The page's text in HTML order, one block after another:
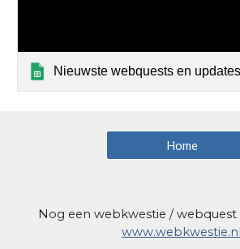
Nieuwste webquests en updates
Home
Nog een webkwestie / webquest
www.webkwestie.nl